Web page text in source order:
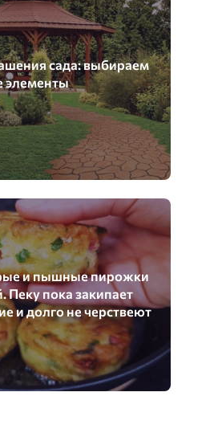
сада: выбираем
элементы
и пышные пирожки
пока закипает
и долго не черствеют